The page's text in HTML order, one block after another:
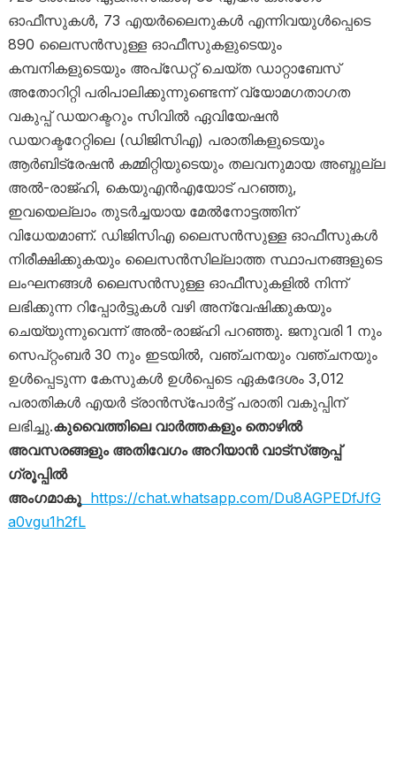
ഓഫീസുകൾ, 73 എയർലൈനുകൾ എന്നിവയുൾപ്പെടെ
890 ലൈസൻസുള്ള ഓഫീസുകളുടെയും
കമ്പനികളുടെയും അപ്‌ഡേറ്റ് ചെയ്ത ഡാറ്റാബേസ്
അതോറിറ്റി പരിപാലിക്കുന്നുണ്ടെന്ന് വ്യോമഗതാഗത
വകുപ്പ് ഡയറക്ടറും സിവിൽ ഏവിയേഷൻ
ഡയറക്ടറേറ്റിലെ (ഡിജിസിഎ) പരാതികളുടെയും
ആർബിട്രേഷൻ കമ്മിറ്റിയുടെയും തലവനുമായ അബ്ദുല്ല
അൽ-രാജ്ഹി, കെ‌യു‌എൻ‌എയോട് പറഞ്ഞു,
ഇവയെല്ലാം തുടർച്ചയായ മേൽനോട്ടത്തിന്
വിധേയമാണ്. ഡിജിസി‌എ ലൈസൻസുള്ള ഓഫീസുകൾ
നിരീക്ഷിക്കുകയും ലൈസൻസില്ലാത്ത സ്ഥാപനങ്ങളുടെ
ലംഘനങ്ങൾ ലൈസൻസുള്ള ഓഫീസുകളിൽ നിന്ന്
ലഭിക്കുന്ന റിപ്പോർട്ടുകൾ വഴി അന്വേഷിക്കുകയും
ചെയ്യുന്നുവെന്ന് അൽ-രാജ്ഹി പറഞ്ഞു. ജനുവരി 1 നും
സെപ്റ്റംബർ 30 നും ഇടയിൽ, വഞ്ചനയും വഞ്ചനയും
ഉൾപ്പെടുന്ന കേസുകൾ ഉൾപ്പെടെ ഏകദേശം 3,012
പരാതികൾ എയർ ട്രാൻസ്പോർട്ട് പരാതി വകുപ്പിന്
ലഭിച്ചു.കുവൈത്തിലെ വാർത്തകളും തൊഴിൽ
അവസരങ്ങളും അതിവേഗം അറിയാൻ വാട്സ്ആപ്പ്
ഗ്രൂപ്പിൽ
അംഗമാകൂhttps://chat.whatsapp.com/Du8AGPEDfJfG
a0vgu1h2fL